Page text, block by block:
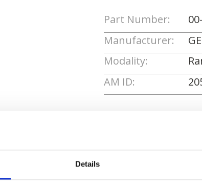
Details
Part Number:
Manufacturer:
GE
Modality:
AM ID: